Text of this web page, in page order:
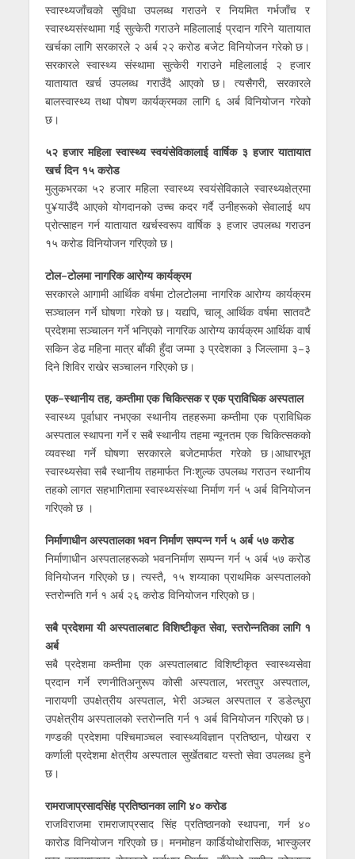
स्वास्थ्यजाँचको सुविधा उपलब्ध गराउने र नियमित गर्भजाँच र
स्वास्थ्यसंस्थामा गई सुत्केरी गराउने महिलालाई प्रदान गरिने यातायात
खर्चका लागि सरकारले २ अर्ब २२ करोड बजेट विनियोजन गरेको छ।
सरकारले स्वास्थ्य संस्थामा सुत्केरी गराउने महिलालाई २ हजार
यातायात खर्च उपलब्ध गराउँदै आएको छ। त्यसैगरी, सरकारले
बालस्वास्थ्य तथा पोषण कार्यक्रमका लागि ६ अर्ब विनियोजन गरेको
छ।
५२ हजार महिला स्वास्थ्य स्वयंसेविकालाई वार्षिक ३ हजार यातायात
खर्च दिन १५ करोड
मुलुकभरका ५२ हजार महिला स्वास्थ्य स्वयंसेविकाले स्वास्थ्यक्षेत्रमा
पु¥याउँदै आएको योगदानको उच्च कदर गर्दै उनीहरूको सेवालाई थप
प्रोत्साहन गर्न यातायात खर्चस्वरूप वार्षिक ३ हजार उपलब्ध गराउन
१५ करोड विनियोजन गरिएको छ।
टोल–टोलमा नागरिक आरोग्य कार्यक्रम
सरकारले आगामी आर्थिक वर्षमा टोलटोलमा नागरिक आरोग्य कार्यक्रम
सञ्चालन गर्ने घोषणा गरेको छ। यद्यपि, चालू आर्थिक वर्षमा सातवटै
प्रदेशमा सञ्चालन गर्ने भनिएको नागरिक आरोग्य कार्यक्रम आर्थिक वार्ष
सकिन डेढ महिना मात्र बाँकी हुँदा जम्मा ३ प्रदेशका ३ जिल्लामा ३–३
दिने शिविर राखेर सञ्चालन गरिएको छ।
एक–स्थानीय तह, कम्तीमा एक चिकित्सक र एक प्राविधिक अस्पताल
स्वास्थ्य पूर्वाधार नभएका स्थानीय तहहरूमा कम्तीमा एक प्राविधिक
अस्पताल स्थापना गर्ने र सबै स्थानीय तहमा न्यूनतम एक चिकित्सकको
व्यवस्था गर्ने घोषणा सरकारले बजेटमार्फत गरेको छ।आधारभूत
स्वास्थ्यसेवा सबै स्थानीय तहमार्फत निःशुल्क उपलब्ध गराउन स्थानीय
तहको लागत सहभागितामा स्वास्थ्यसंस्था निर्माण गर्न ५ अर्ब विनियोजन
गरिएको छ ।
निर्माणाधीन अस्पतालका भवन निर्माण सम्पन्न गर्न ५ अर्ब ५७ करोड
निर्माणाधीन अस्पतालहरूको भवननिर्माण सम्पन्न गर्न ५ अर्ब ५७ करोड
विनियोजन गरिएको छ। त्यस्तै, १५ शय्याका प्राथमिक अस्पतालको
स्तरोन्नति गर्न १ अर्ब २६ करोड विनियोजन गरिएको छ।
सबै प्रदेशमा यी अस्पतालबाट विशिष्टीकृत सेवा, स्तरोन्नतिका लागि १
अर्ब
सबै प्रदेशमा कम्तीमा एक अस्पतालबाट विशिष्टीकृत स्वास्थ्यसेवा
प्रदान गर्ने रणनीतिअनुरूप कोसी अस्पताल, भरतपुर अस्पताल,
नारायणी उपक्षेत्रीय अस्पताल, भेरी अञ्चल अस्पताल र डडेल्धुरा
उपक्षेत्रीय अस्पतालको स्तरोन्नति गर्न १ अर्ब विनियोजन गरिएको छ।
गण्डकी प्रदेशमा पश्चिमाञ्चल स्वास्थ्यविज्ञान प्रतिष्ठान, पोखरा र
कर्णाली प्रदेशमा क्षेत्रीय अस्पताल सुर्खेतबाट यस्तो सेवा उपलब्ध हुने
छ।
रामराजाप्रसादसिंह प्रतिष्ठानका लागि ४० करोड
राजविराजमा रामराजाप्रसाद सिंह प्रतिष्ठानको स्थापना, गर्न ४०
कारोड विनियोजन गरिएको छ। मनमोहन कार्डियोथोरासिक, भास्कुलर